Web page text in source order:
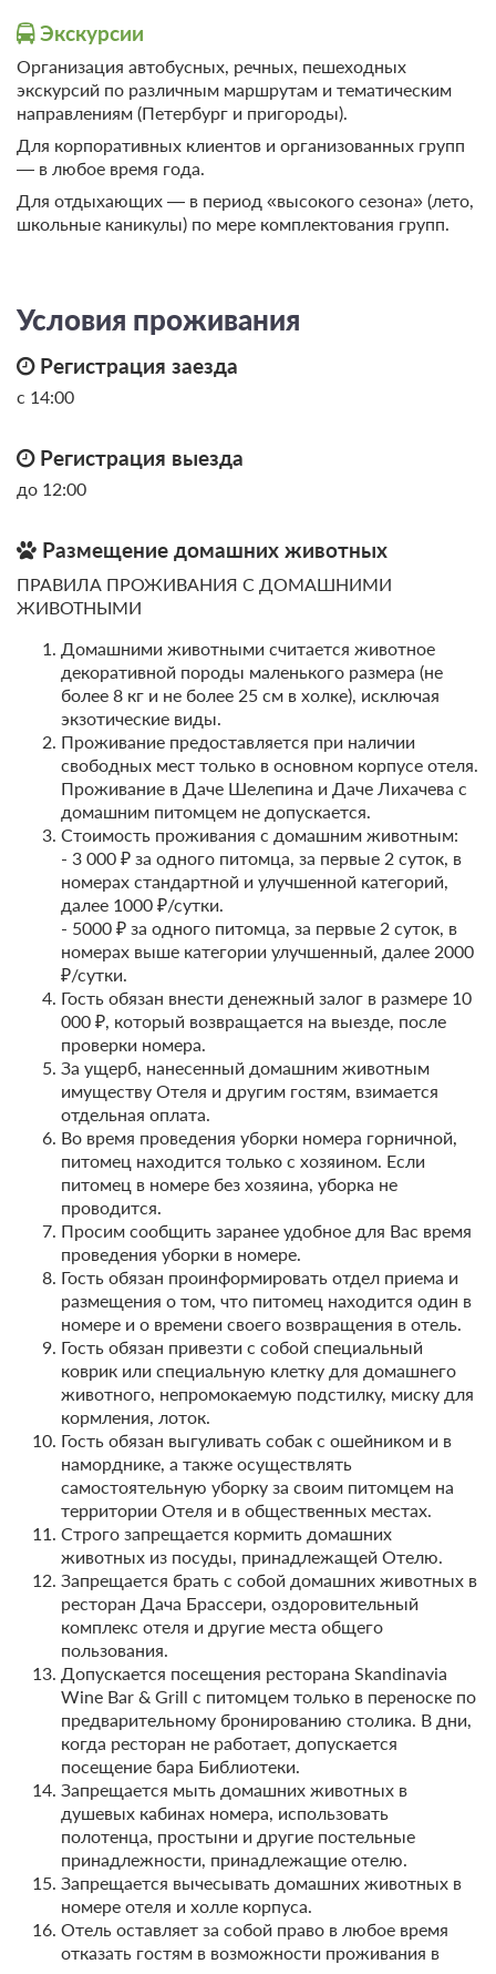
7 фото
Дачный Джуниор Сюит «Алая Роза»
Подробнее
Телевизор
Wi-Fi
Ванная комната в номере
2 гостя
Моментальное подтверждение
В стоимость входит:
стол"
Бесплатная отмена до 20 августа 2026 23:59; При отмене
после 21 августа 2026 00:00 оплата не возвращается
Требуется внесение предоплаты в течение 2 часов.
Сумма предоплаты составляет -1 руб.
Недостаточно мест
Сменить кол-во гостей
Забронировать
Дачный Семейный Апартамент (№7)
Подробнее
150м 2
x2 Две двуспальных кровати
Телевизор
Wi-Fi
Ванная комната в номере
4 гостя
Моментальное подтверждение
В стоимость входит:
Тариф Стандартный 2026, Включен завтрак "шведский
стол"
Бесплатная отмена до 20 августа 2026 23:59; При отмене
после 21 августа 2026 00:00 оплата не возвращается
Требуется внесение предоплаты в течение 2 часов.
Сумма предоплаты составляет -1 руб.
Недостаточно мест
Сменить кол-во гостей
Забронировать
Экскурсии
Организация автобусных, речных, пешеходных
экскурсий по различным маршрутам и тематическим
направлениям (Петербург и пригороды).
Для корпоративных клиентов и организованных групп
— в любое время года.
Для отдыхающих — в период «высокого сезона» (лето,
школьные каникулы) по мере комплектования групп.
Условия проживания
Регистрация заезда
с 14:00
Регистрация выезда
до 12:00
Размещение домашних животных
ПРАВИЛА ПРОЖИВАНИЯ С ДОМАШНИМИ
ЖИВОТНЫМИ
Домашними животными считается животное
декоративной породы маленького размера (не
более 8 кг и не более 25 см в холке), исключая
экзотические виды.
Проживание предоставляется при наличии
свободных мест только в основном корпусе отеля.
Проживание в Даче Шелепина и Даче Лихачева с
домашним питомцем не допускается.
Стоимость проживания с домашним животным:
- 3 000 ₽ за одного питомца, за первые 2 суток, в
номерах стандартной и улучшенной категорий,
далее 1000 ₽/сутки.
- 5000 ₽ за одного питомца, за первые 2 суток, в
номерах выше категории улучшенный, далее 2000
₽/сутки.
Гость обязан внести денежный залог в размере 10
000 ₽, который возвращается на выезде, после
проверки номера.
За ущерб, нанесенный домашним животным
имуществу Отеля и другим гостям, взимается
отдельная оплата.
Во время проведения уборки номера горничной,
питомец находится только с хозяином. Если
питомец в номере без хозяина, уборка не
проводится.
Просим сообщить заранее удобное для Вас время
проведения уборки в номере.
Гость обязан проинформировать отдел приема и
размещения о том, что питомец находится один в
номере и о времени своего возвращения в отель.
Гость обязан привезти с собой специальный
коврик или специальную клетку для домашнего
животного, непромокаемую подстилку, миску для
кормления, лоток.
Гость обязан выгуливать собак с ошейником и в
наморднике, а также осуществлять
самостоятельную уборку за своим питомцем на
территории Отеля и в общественных местах.
Строго запрещается кормить домашних
животных из посуды, принадлежащей Отелю.
Запрещается брать с собой домашних животных в
ресторан Дача Брассери, оздоровительный
комплекс отеля и другие места общего
пользования.
Допускается посещения ресторана Skandinavia
Wine Bar & Grill с питомцем только в переноске по
предварительному бронированию столика. В дни,
когда ресторан не работает, допускается
посещение бара Библиотеки.
Запрещается мыть домашних животных в
душевых кабинах номера, использовать
полотенца, простыни и другие постельные
принадлежности, принадлежащие отелю.
Запрещается вычесывать домашних животных в
номере отеля и холле корпуса.
Отель оставляет за собой право в любое время
отказать гостям в возможности проживания в